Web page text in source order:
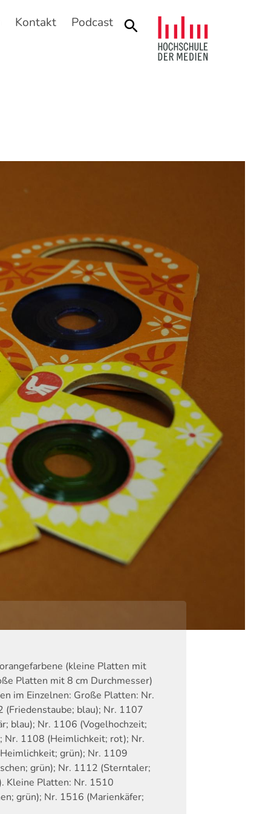
Kontakt Podcast Suche
(kleine Platten mit
Platten mit 8 cm Durchmesser)
im Einzelnen: Große Platten: Nr.
(Friedenstaube; blau); Nr. 1107
blau); Nr. 1106 (Vogelhochzeit;
Nr. 1108 (Heimlichkeit; rot); Nr.
grün); Nr. 1109
grün); Nr. 1112 (Sterntaler;
Kleine Platten: Nr. 1510
grün); Nr. 1516 (Marienkäfer;